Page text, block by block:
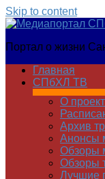
Skip to content
Медиапортал
Портал о жизни
Главная
СПбХЛ ТВ
О
Архив
Анонсы
Обзоры
Обзоры
Лучшие